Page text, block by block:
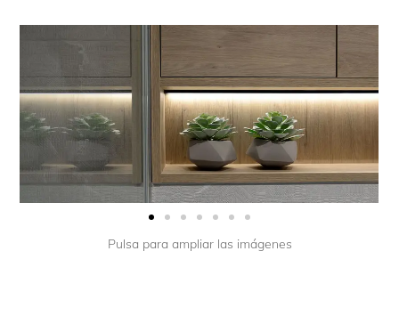
Pulsa para ampliar las imágenes